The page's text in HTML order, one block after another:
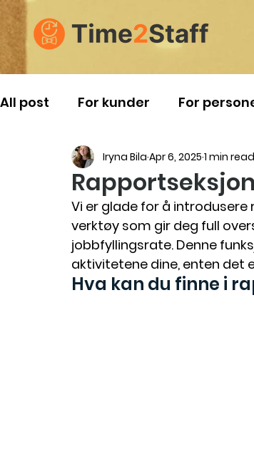
All post For kunder For
Reise i NorgeIryna Bila Apr 6, 2025 1 min read
Vi er glade for å
verktøy som gir deg full
jobbfyllingsrate. Denne
aktivitetene dine, enten det
Hva kan du finne i